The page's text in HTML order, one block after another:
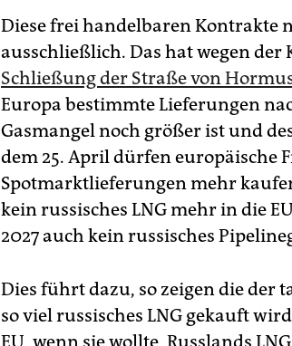
Diese frei handelbaren Kontrakte
ausschließlich. Das hat wegen der
Schließung der Straße von
Europa bestimmte Lieferungen
Gasmangel noch größer ist und
dem 25. April dürfen europäische
Spotmarktlieferungen mehr
kein russisches LNG mehr in die
2027 auch kein russisches
Dies führt dazu, so zeigen die der
so viel russisches LNG gekauft
EU, wenn sie wollte, Russlands